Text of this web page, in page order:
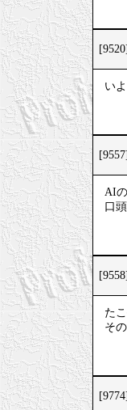
[9520]
い
[9557]
AI
口
[9558]
た
そ
[9774]